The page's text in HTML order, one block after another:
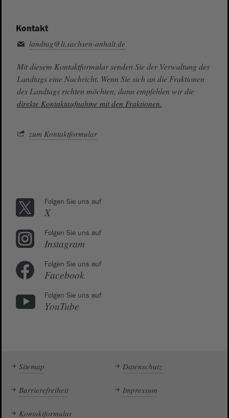
Kontakt
landtag@lt.sachsen-anhalt.de
Mit diesem Kontaktformular senden Sie der Verwaltung des
Landtags eine Nachricht. Wenn Sie sich an die Fraktionen
des Landtags richten möchten, dann empfehlen wir die
direkte Kontaktaufnahme mit den Fraktionen.
zum Kontaktformular
Folgen Sie uns auf
X
Folgen Sie uns auf
Instagram
Folgen Sie uns auf
Facebook
Folgen Sie uns auf
YouTube
Sitemap Datenschutz
Barrierefreiheit Impressum
Kontaktformular